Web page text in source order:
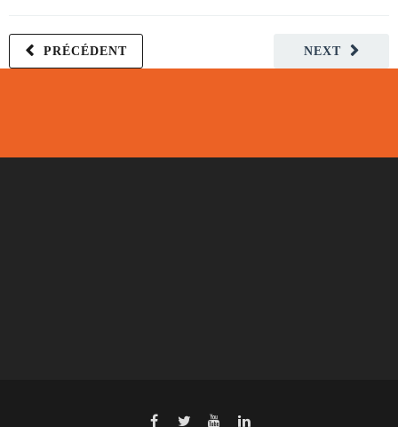
NEXT
PRÉCÉDENT